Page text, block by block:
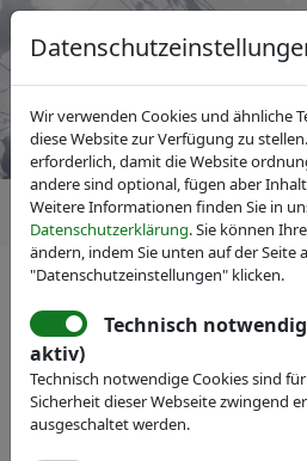
IVAM Fachverband für
Veranstaltungen
PI Ceramic GmbH
Webseite
Wir verwenden Cookies und ähnliche
diese Website zur Verfügung zu
erforderlich, damit die Website
andere sind optional, fügen aber
Weitere Informationen finden Sie in
Datenschutzerklärung. Sie können
ändern, indem Sie unten auf der Seite
"Datenschutzeinstellungen" klicken.
Technisch
aktiv)
Technisch notwendige Cookies sind
Sicherheit dieser Webseite zwingend
ausgeschaltet werden.